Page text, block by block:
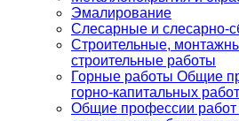
Эмалирование
Слесарные и слесарно-
Строительные,
строительные работы
Горные работы Общие
горно-капитальных работ
Общие профессии